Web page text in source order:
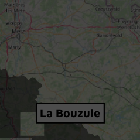
La Bouzule